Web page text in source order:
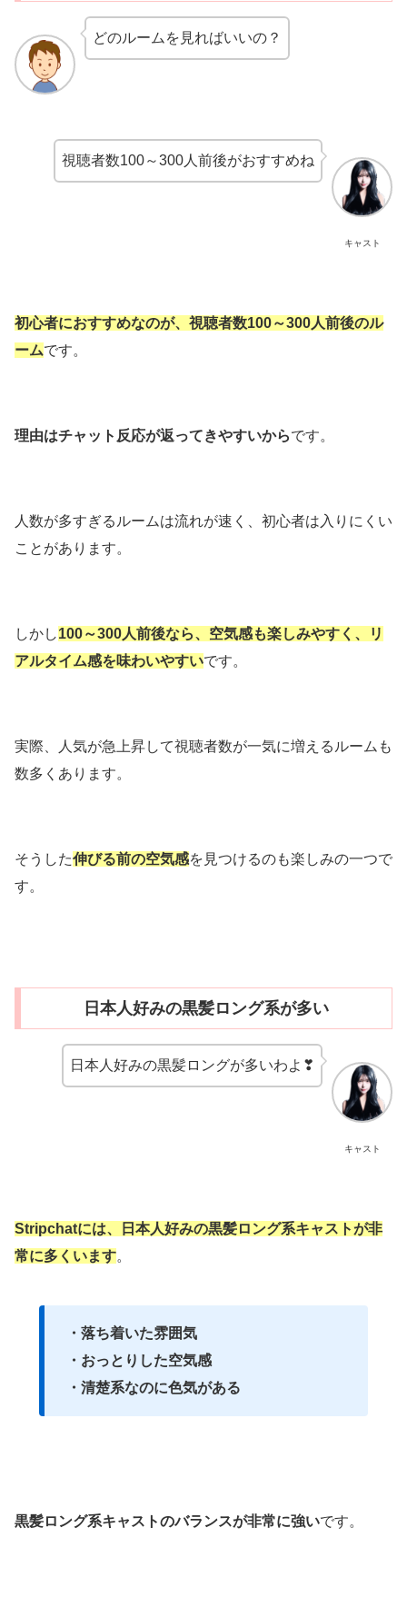
どのルームを見ればいいの？
キャスト
視聴者数100～300人前後がおすすめね
初心者におすすめなのが、視聴者数100～300人前後のル
ームです。
理由はチャット反応が返ってきやすいからです。
人数が多すぎるルームは流れが速く、初心者は入りにくい
ことがあります。
しかし100～300人前後なら、空気感も楽しみやすく、リ
アルタイム感を味わいやすいです。
実際、人気が急上昇して視聴者数が一気に増えるルームも
数多くあります。
そうした伸びる前の空気感を見つけるのも楽しみの一つで
す。
日本人好みの黒髪ロング系が多い
キャスト
日本人好みの黒髪ロングが多いわよ❣
Stripchatには、日本人好みの黒髪ロング系キャストが非
常に多くいます。
・落ち着いた雰囲気
・おっとりした空気感
・清楚系なのに色気がある
黒髪ロング系キャストのバランスが非常に強いです。